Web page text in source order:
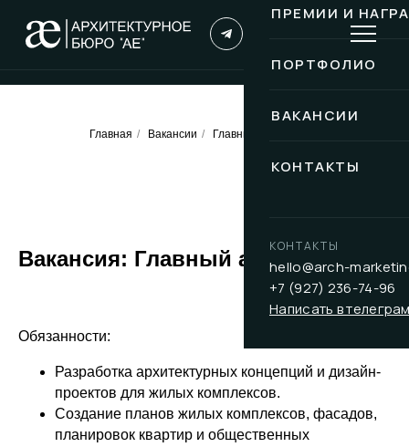
ПРЕМИИ И
ПОРТФОЛИО
ВАКАНСИИ
КОНТАКТЫ
КОНТАКТЫ
hello@arch-
+7 (927) 236-74-96
Написать в
Главная / Вакансии / Главный архитектор
Вакансия: Главный архитектор
Обязанности:
Разработка архитектурных концепций и дизайн-
проектов для жилых комплексов.
Создание планов жилых комплексов, фасадов,
планировок квартир и общественных